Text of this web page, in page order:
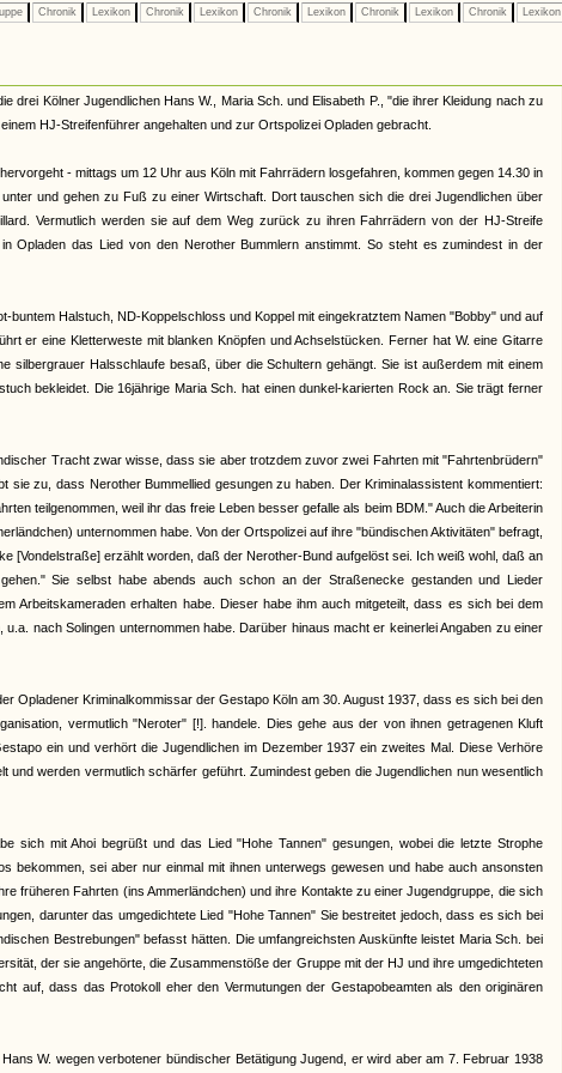
Chronik Lexikon Chronik Lexikon Chronik Lexikon Chronik Lexikon Chronik Lexikon
drei Kölner Jugendlichen Hans W., Maria Sch. und Elisabeth P., "die ihrer Kleidung nach zu
HJ-Streifenführer angehalten und zur Ortspolizei Opladen gebracht.
- mittags um 12 Uhr aus Köln mit Fahrrädern losgefahren, kommen gegen 14.30 in
und gehen zu Fuß zu einer Wirtschaft. Dort tauschen sich die drei Jugendlichen über
Vermutlich werden sie auf dem Weg zurück zu ihren Fahrrädern von der HJ-Streife
Opladen das Lied von den Nerother Bummlern anstimmt. So steht es zumindest in der
Halstuch, ND-Koppelschloss und Koppel mit eingekratztem Namen "Bobby" und auf
er eine Kletterweste mit blanken Knöpfen und Achselstücken. Ferner hat W. eine Gitarre
silbergrauer Halsschlaufe besaß, über die Schultern gehängt. Sie ist außerdem mit einem
bekleidet. Die 16jährige Maria Sch. hat einen dunkel-karierten Rock an. Sie trägt ferner
Tracht zwar wisse, dass sie aber trotzdem zuvor zwei Fahrten mit "Fahrtenbrüdern"
zu, dass Nerother Bummellied gesungen zu haben. Der Kriminalassistent kommentiert:
teilgenommen, weil ihr das freie Leben besser gefalle als beim BDM." Auch die Arbeiterin
unternommen habe. Von der Ortspolizei auf ihre "bündischen Aktivitäten" befragt,
[Vondelstraße] erzählt worden, daß der Nerother-Bund aufgelöst sei. Ich weiß wohl, daß an
Sie selbst habe abends auch schon an der Straßenecke gestanden und Lieder
Arbeitskameraden erhalten habe. Dieser habe ihm auch mitgeteilt, dass es sich bei dem
nach Solingen unternommen habe. Darüber hinaus macht er keinerlei Angaben zu einer
Opladener Kriminalkommissar der Gestapo Köln am 30. August 1937, dass es sich bei den
vermutlich "Neroter" [!]. handele. Dies gehe aus der von ihnen getragenen Kluft
ein und verhört die Jugendlichen im Dezember 1937 ein zweites Mal. Diese Verhöre
werden vermutlich schärfer geführt. Zumindest geben die Jugendlichen nun wesentlich
sich mit Ahoi begrüßt und das Lied "Hohe Tannen" gesungen, wobei die letzte Strophe
bekommen, sei aber nur einmal mit ihnen unterwegs gewesen und habe auch ansonsten
früheren Fahrten (ins Ammerländchen) und ihre Kontakte zu einer Jugendgruppe, die sich
darunter das umgedichtete Lied "Hohe Tannen" Sie bestreitet jedoch, dass es sich bei
Bestrebungen" befasst hätten. Die umfangreichsten Auskünfte leistet Maria Sch. bei
der sie angehörte, die Zusammenstöße der Gruppe mit der HJ und ihre umgedichteten
auf, dass das Protokoll eher den Vermutungen der Gestapobeamten als den originären
W. wegen verbotener bündischer Betätigung Jugend, er wird aber am 7. Februar 1938